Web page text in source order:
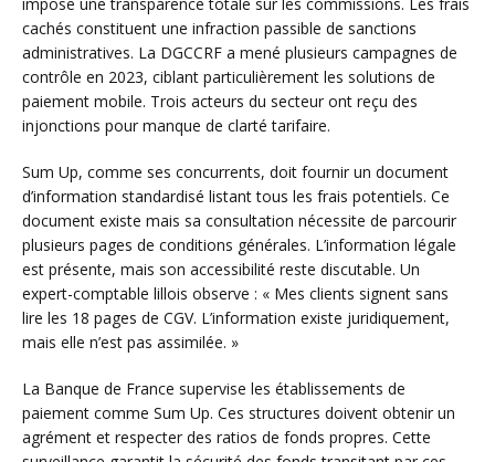
cachés constituent une infraction passible de sanctions
administratives. La DGCCRF a mené plusieurs campagnes de
contrôle en 2023, ciblant particulièrement les solutions de
paiement mobile. Trois acteurs du secteur ont reçu des
injonctions pour manque de clarté tarifaire.
Sum Up, comme ses concurrents, doit fournir un document
d’information standardisé listant tous les frais potentiels. Ce
document existe mais sa consultation nécessite de parcourir
plusieurs pages de conditions générales. L’information légale
est présente, mais son accessibilité reste discutable. Un
expert-comptable lillois observe : « Mes clients signent sans
lire les 18 pages de CGV. L’information existe juridiquement,
mais elle n’est pas assimilée. »
La Banque de France supervise les établissements de
paiement comme Sum Up. Ces structures doivent obtenir un
agrément et respecter des ratios de fonds propres. Cette